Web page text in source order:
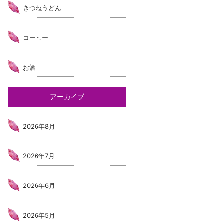
きつねうどん
コーヒー
お酒
アーカイブ
2026年8月
2026年7月
2026年6月
2026年5月